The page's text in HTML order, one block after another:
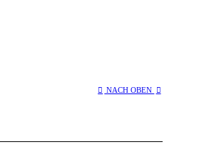
NACH OBEN